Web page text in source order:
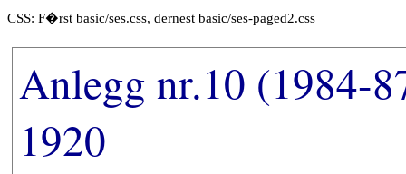
CSS: F�rst basic/ses.css, dernest basic/ses-paged2.css
Anlegg nr.10 (1984-
1920